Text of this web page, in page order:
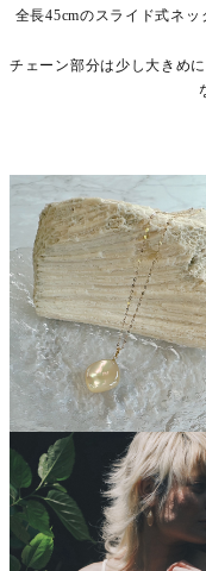
全長45cmのスライド式ネ
チェーン部分は少し大きめ